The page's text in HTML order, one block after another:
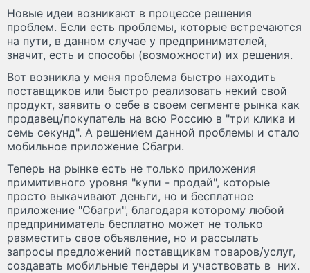
Новые идеи возникают в процессе решения
проблем. Если есть проблемы, которые встречаются
на пути, в данном случае у предпринимателей,
значит, есть и способы (возможности) их решения.
Вот возникла у меня проблема быстро находить
поставщиков или быстро реализовать некий свой
продукт, заявить о себе в своем сегменте рынка как
продавец/покупатель на всю Россию в "три клика и
семь секунд". А решением данной проблемы и стало
мобильное приложение Сбагри.
Теперь на рынке есть не только приложения
примитивного уровня "купи - продай", которые
просто выкачивают деньги, но и бесплатное
приложение "Сбагри", благодаря которому любой
предприниматель бесплатно может не только
разместить свое объявление, но и рассылать
запросы предложений поставщикам товаров/услуг,
создавать мобильные тендеры и участвовать в них.